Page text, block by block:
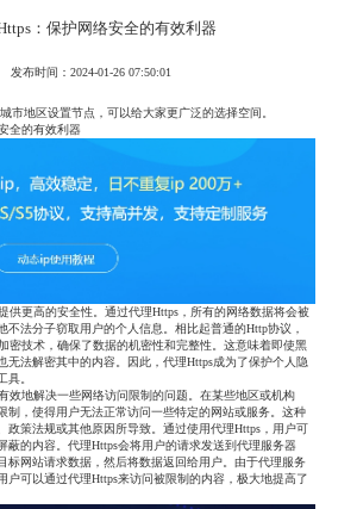
：保护网络安全的有效利器
发布时间：2024-01-26 07:50:01
市地区设置节点，可以给大家更广泛的选择空间。
全的有效利器
供更高的安全性。通过代理Https，所有的网络数据将会被
不法分子窃取用户的个人信息。相比起普通的Http协议，
密技术，确保了数据的机密性和完整性。这意味着即使黑
无法解密其中的内容。因此，代理Https成为了保护个人隐
具。
效地解决一些网络访问限制的问题。在某些地区或机构
制，使得用户无法正常访问一些特定的网站或服务。这种
政策法规或其他原因所导致。通过使用代理Https，用户可
蔽的内容。代理Https会将用户的请求发送到代理服务器
标网站请求数据，然后将数据返回给用户。由于代理服务
户可以通过代理Https来访问被限制的内容，极大地提高了